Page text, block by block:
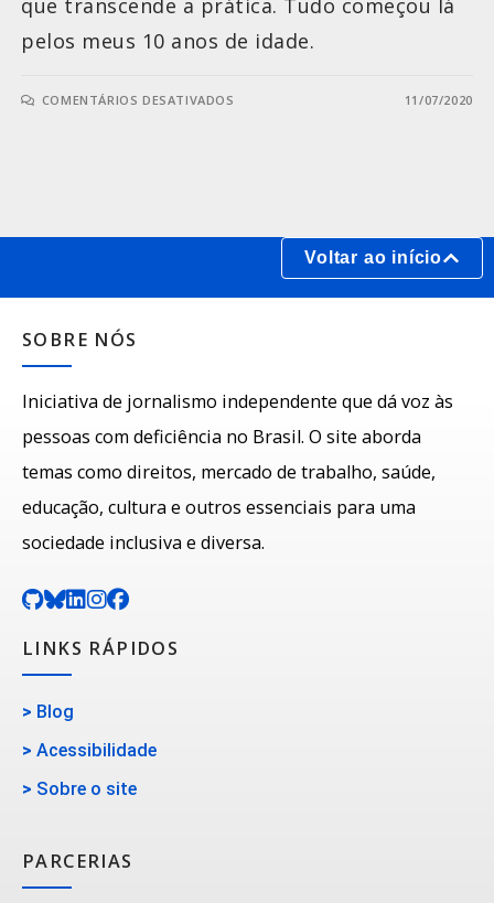
que transcende a prática. Tudo começou lá
pelos meus 10 anos de idade.
COMENTÁRIOS DESATIVADOS 11/07/2020
Voltar ao início
SOBRE NÓS
Iniciativa de jornalismo independente que dá voz às
pessoas com deficiência no Brasil. O site aborda
temas como direitos, mercado de trabalho, saúde,
educação, cultura e outros essenciais para uma
sociedade inclusiva e diversa.
LINKS RÁPIDOS
> Blog
> Acessibilidade
> Sobre o site
PARCERIAS